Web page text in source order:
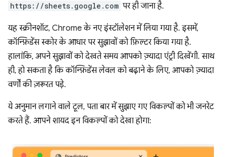
https://sheets.google.com पर ही जाना है.
यह स्क्रीनशॉट, Chrome के नए इंस्टॉलेशन में लिया गया है. इसमें,
कॉन्फ़िडेंस स्कोर के आधार पर सुझावों को फ़िल्टर किया गया है.
हालांकि, अपने सुझावों को देखते समय आपको ज़्यादा एंट्री दिखेंगी. साथ
ही, हो सकता है कि कॉन्फ़िडेंस लेवल को बढ़ाने के लिए, आपको ज़्यादा
वर्णों की ज़रूरत पड़े.
ये अनुमान लगाने वाले टूल, पता बार में सुझाए गए विकल्पों को भी जनरेट
करते हैं. आपने शायद इन विकल्पों को देखा होगा: